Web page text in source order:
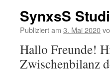
SynxsS
Publiziert am 3. Mai 2020
Hallo Freunde!
Zwischenbilanz